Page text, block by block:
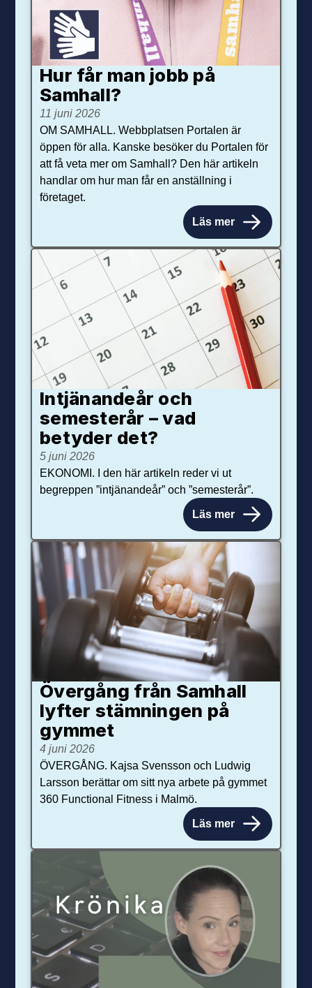
Hur får man jobb på
Samhall?
11 juni 2026
OM SAMHALL. Webbplatsen Portalen är
öppen för alla. Kanske besöker du Portalen för
att få veta mer om Samhall? Den här artikeln
handlar om hur man får en anställning i
företaget.
Läs mer
Intjänandeår och
semesterår – vad
betyder det?
5 juni 2026
EKONOMI. I den här artikeln reder vi ut
begreppen ”intjänandeår” och ”semesterår”.
Läs mer
Övergång från Samhall
lyfter stämningen på
gymmet
4 juni 2026
ÖVERGÅNG. Kajsa Svensson och Ludwig
Larsson berättar om sitt nya arbete på gymmet
360 Functional Fitness i Malmö.
Läs mer